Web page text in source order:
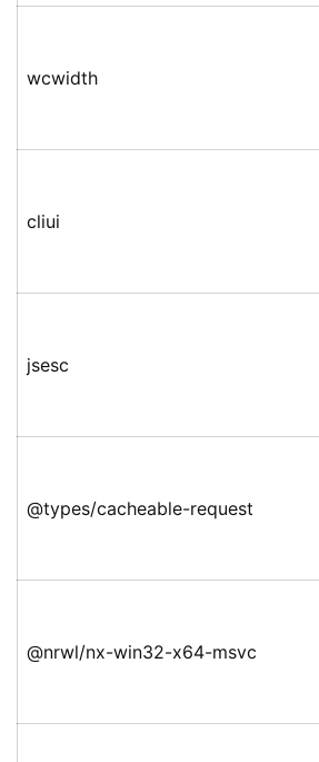
wcwidth
cliui
jsesc
@types/cacheable-request
@nrwl/nx-win32-x64-msvc